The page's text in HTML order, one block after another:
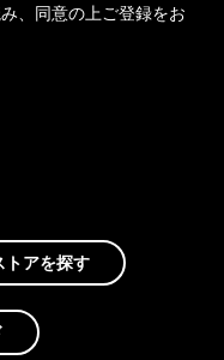
、同意の上ご登録をお
トアを探す